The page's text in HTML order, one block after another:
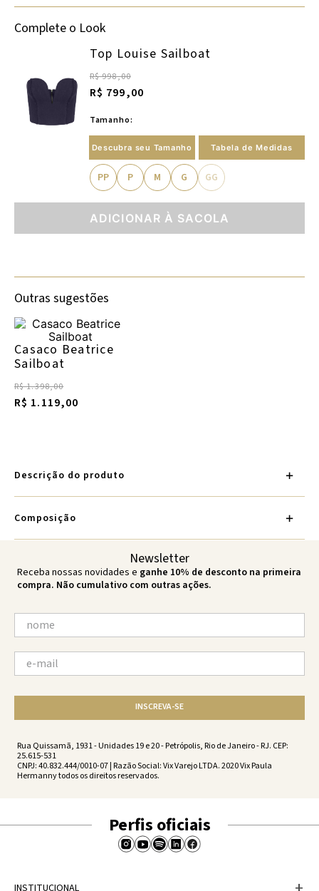
Complete o Look
Top Louise Sailboat
R$ 998,00
R$ 799,00
Tamanho:
Descubra seu Tamanho Tabela de Medidas
PP P M G GG
ADICIONAR À SACOLA
Outras sugestões
Casaco Beatrice
Sailboat
R$ 1.398,00
R$ 1.119,00
Descrição do produto
Composição
Newsletter
Receba nossas novidades e ganhe 10% de desconto na primeira
compra. Não cumulativo com outras ações.
INSCREVA-SE
Rua Quissamã, 1931 - Unidades 19 e 20 - Petrópolis, Rio de Janeiro - RJ. CEP:
25.615-531
CNPJ: 40.832.444/0010-07 | Razão Social: Vix Varejo LTDA. 2020 Vix Paula
Hermanny todos os direitos reservados.
Perfis oficiais
INSTITUCIONAL